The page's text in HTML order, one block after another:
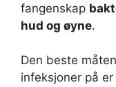
fangenskap
hud og øyne.
Den beste
infeksjoner på